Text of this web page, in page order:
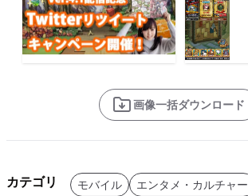
画像一括ダウンロード
カテゴリ モバイル エンタメ・カルチャー